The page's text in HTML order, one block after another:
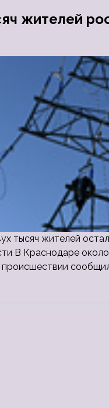
жителей
тысяч жителей
В Краснодаре около